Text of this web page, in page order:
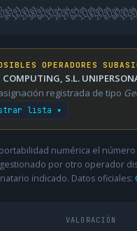
03
09/0316/0323/0330/0306/0413/0420/0427/0404/0511/0518/0525/0501/0608/0615/06
OPERADORES
COMPUTING, S.L.
registrada de tipo
lista ▾
numérica el
por otro operador
indicado. Datos oficiales:
VALORACIÓN